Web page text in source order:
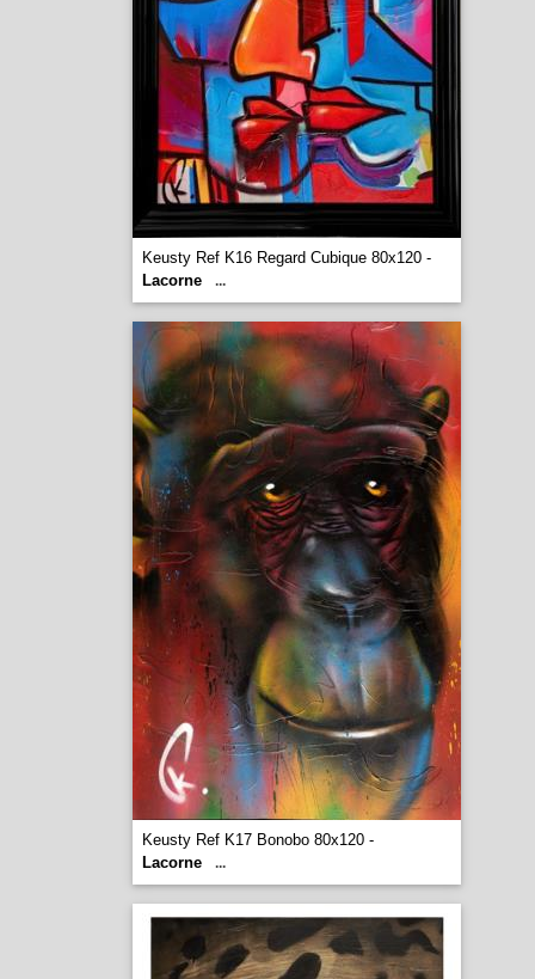
Keusty Ref K16 Regard Cubique 80x120 -
Lacorne
...
Keusty Ref K17 Bonobo 80x120 -
Lacorne
...